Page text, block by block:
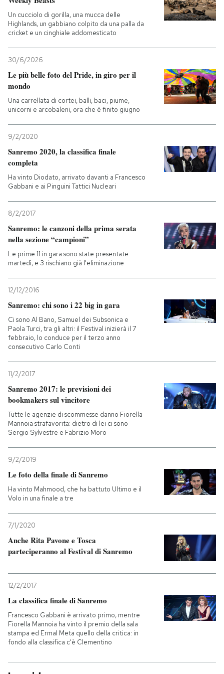
Un cucciolo di gorilla, una mucca delle
Highlands, un gabbiano colpito da una palla da
cricket e un cinghiale addomesticato
30/6/2026
Le più belle foto del Pride, in giro per il
mondo
Una carrellata di cortei, balli, baci, piume,
unicorni e arcobaleni, ora che è finito giugno
9/2/2020
Sanremo 2020, la classifica finale
completa
Ha vinto Diodato, arrivato davanti a Francesco
Gabbani e ai Pinguini Tattici Nucleari
8/2/2017
Sanremo: le canzoni della prima serata
nella sezione “campioni”
Le prime 11 in gara sono state presentate
martedì, e 3 rischiano già l'eliminazione
12/12/2016
Sanremo: chi sono i 22 big in gara
Ci sono Al Bano, Samuel dei Subsonica e
Paola Turci, tra gli altri: il Festival inizierà il 7
febbraio, lo conduce per il terzo anno
consecutivo Carlo Conti
11/2/2017
Sanremo 2017: le previsioni dei
bookmakers sul vincitore
Tutte le agenzie di scommesse danno Fiorella
Mannoia strafavorita: dietro di lei ci sono
Sergio Sylvestre e Fabrizio Moro
9/2/2019
Le foto della finale di Sanremo
Ha vinto Mahmood, che ha battuto Ultimo e il
Volo in una finale a tre
7/1/2020
Anche Rita Pavone e Tosca
parteciperanno al Festival di Sanremo
12/2/2017
La classifica finale di Sanremo
Francesco Gabbani è arrivato primo, mentre
Fiorella Mannoia ha vinto il premio della sala
stampa ed Ermal Meta quello della critica: in
fondo alla classifica c'è Clementino